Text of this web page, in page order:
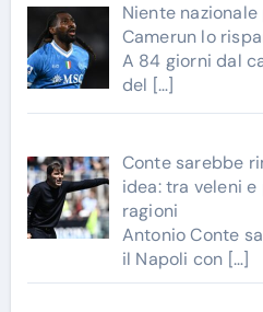
Niente
Camerun lo
A 84 giorni dal
del […]
Conte sarebbe
idea: tra veleni
ragioni
Antonio Conte
il Napoli con […]